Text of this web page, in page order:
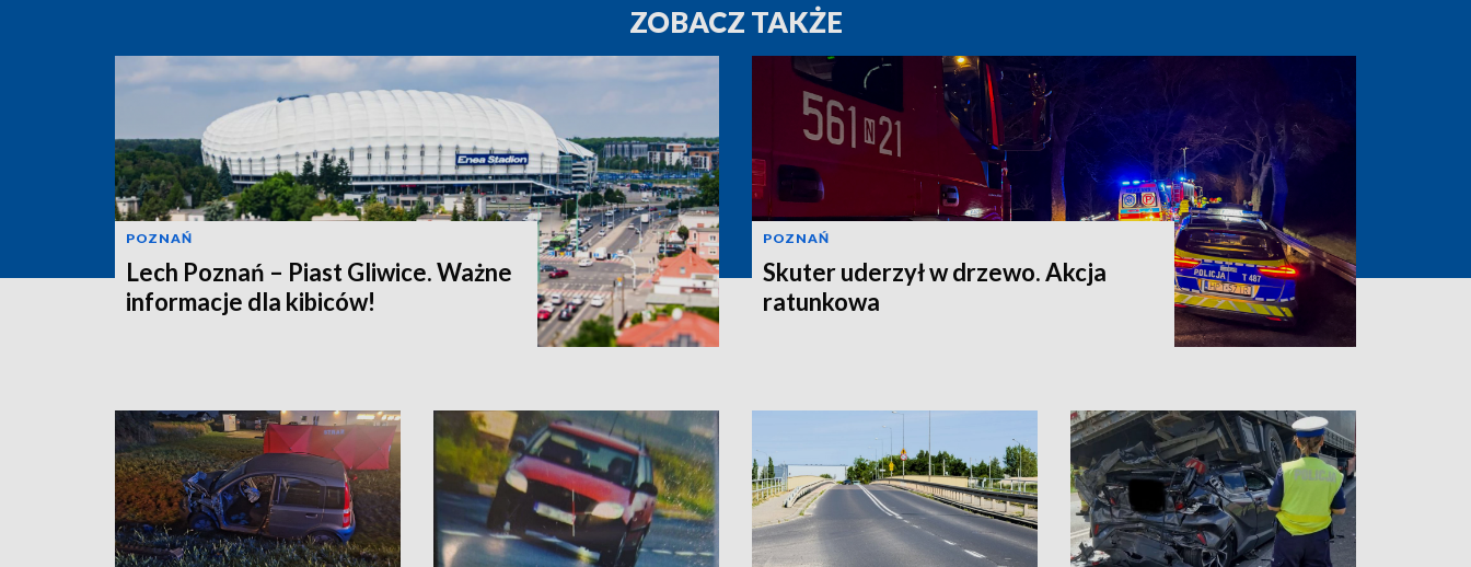
ZOBACZ TAKŻE
POZNAŃ
Lech Poznań – Piast Gliwice. Ważne
informacje dla kibiców!
POZNAŃ
Skuter uderzył w drzewo. Akcja
ratunkowa